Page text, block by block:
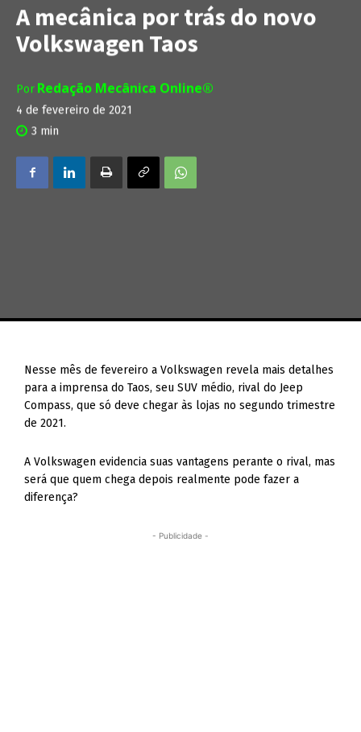
A mecânica por trás do novo
Volkswagen Taos
Por Redação Mecânica Online®
4 de fevereiro de 2021
3 min
Nesse mês de fevereiro a Volkswagen revela mais detalhes
para a imprensa do Taos, seu SUV médio, rival do Jeep
Compass, que só deve chegar às lojas no segundo trimestre
de 2021.
A Volkswagen evidencia suas vantagens perante o rival, mas
será que quem chega depois realmente pode fazer a
diferença?
- Publicidade -